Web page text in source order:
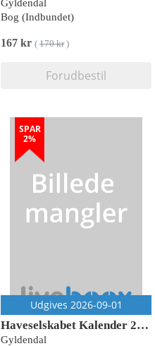
Gyldendal
Bog (Indbundet)
167 kr ( 170 kr)
Forudbestil
SPAR
2%
Udgives 2026-09-01
Haveselskabet Kalender 2027
Gyldendal